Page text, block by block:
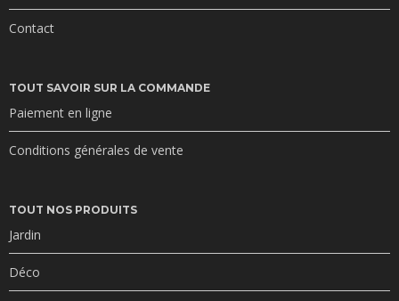
Contact
TOUT SAVOIR SUR LA COMMANDE
Paiement en ligne
Conditions générales de vente
TOUT NOS PRODUITS
Jardin
Déco